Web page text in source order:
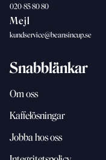
020-85 80 80
Mejl
kundservice@beansincup.se
Snabblänkar
Om oss
Kaffelösningar
Jobba hos oss